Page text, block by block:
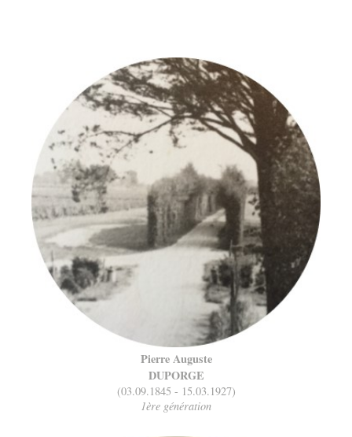
Pierre Auguste
DUPORGE
(03.09.1845 - 15.03.1927)
1ère génération